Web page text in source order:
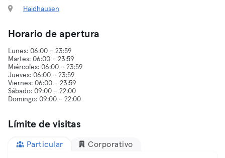
Haidhausen
Horario de apertura
Lunes: 06:00 - 23:59
Martes: 06:00 - 23:59
Miércoles: 06:00 - 23:59
Jueves: 06:00 - 23:59
Viernes: 06:00 - 23:59
Sábado: 09:00 - 22:00
Límite de visitas
Particular Corporativo